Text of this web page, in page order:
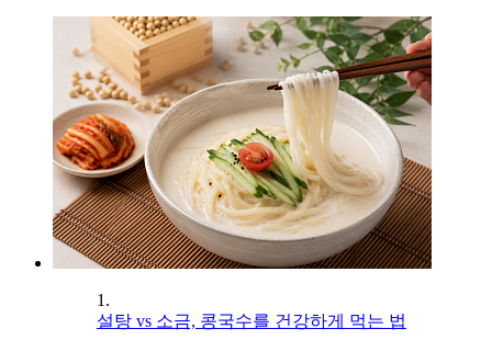
1.
설탕 vs 소금, 콩국수를 건강하게 먹는 법